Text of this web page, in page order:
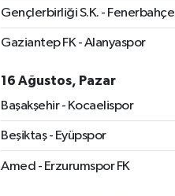
Gençlerbirliği S.K. - Fenerbahçe
Gaziantep FK - Alanyaspor
16 Ağustos, Pazar
Başakşehir - Kocaelispor
Beşiktaş - Eyüpspor
Amed - Erzurumspor FK